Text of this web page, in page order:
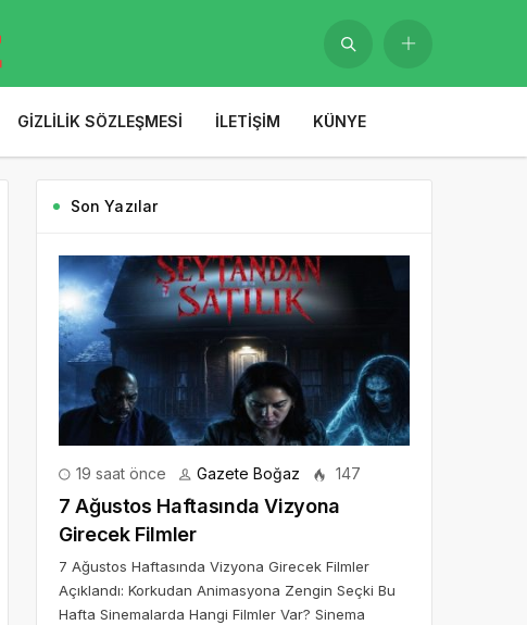
GIZLILIK SÖZLEŞMESI İLETIŞIM KÜNYE
Son Yazılar
19 saat önce Gazete Boğaz 147
7 Ağustos Haftasında Vizyona
Girecek Filmler
7 Ağustos Haftasında Vizyona Girecek Filmler
Açıklandı: Korkudan Animasyona Zengin Seçki Bu
Hafta Sinemalarda Hangi Filmler Var? Sinema